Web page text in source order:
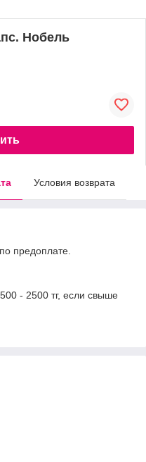
Нобель
Условия возврата
предоплате.
- 2500 тг, если свыше